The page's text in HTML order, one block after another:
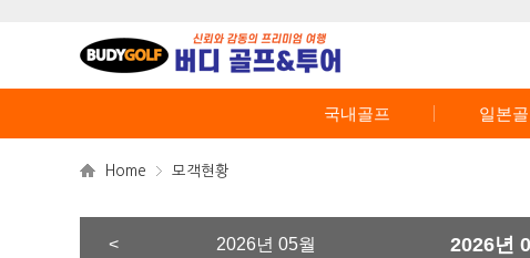
국내골프 일본
Home 모객현황
< 2026년 05월 2026년